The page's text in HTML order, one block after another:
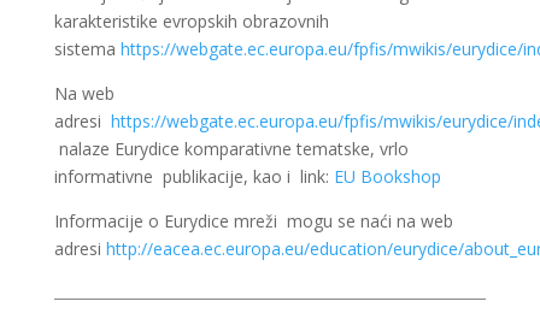
karakteristike evropskih obrazovnih
sistema https://webgate.ec.europa.eu/fpfis/mwikis/eurydice/
Na web
adresi https://webgate.ec.europa.eu/fpfis/mwikis/eurydice/
nalaze Eurydice komparativne tematske, vrlo
informativne publikacije, kao i link: EU Bookshop
Informacije o Eurydice mreži mogu se naći na web
adresi http://eacea.ec.europa.eu/education/eurydice/